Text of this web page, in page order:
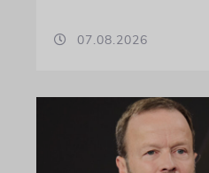
07.08.2026